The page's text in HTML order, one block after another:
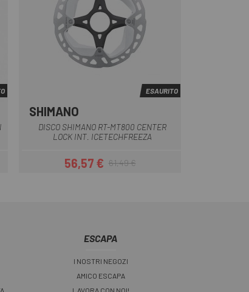
ESAURITO
SHIMANO
DISCO SHIMANO RT-MT800 CENTER
LOCK INT. ICETECHFREEZA
Prezzo
56,57 €Prezzo base
61,49 €
ESCAPA
I NOSTRI NEGOZI
AMICO ESCAPA
LAVORA CON NOI!